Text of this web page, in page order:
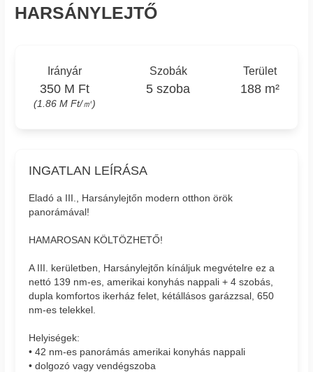
HARSÁNYLEJTŐ
Irányár
350 M Ft
(1.86 M Ft/㎡)
Szobák
5 szoba
Terület
188 m²
INGATLAN LEÍRÁSA
Eladó a III., Harsánylejtőn modern otthon örök
panorámával!
HAMAROSAN KÖLTÖZHETŐ!
A III. kerületben, Harsánylejtőn kínáljuk megvételre ez a
nettó 139 nm-es, amerikai konyhás nappali + 4 szobás,
dupla komfortos ikerház felet, kétállásos garázzsal, 650
nm-es telekkel.
Helyiségek:
• 42 nm-es panorámás amerikai konyhás nappali
• dolgozó vagy vendégszoba